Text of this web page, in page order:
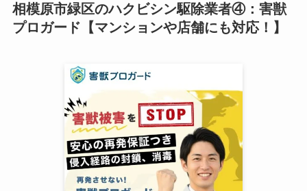
相模原市緑区のハクビシン駆除業者④：害獣
プロガード【マンションや店舗にも対応！】